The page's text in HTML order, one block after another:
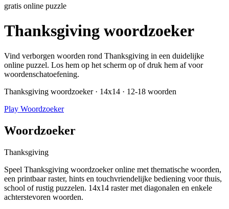
gratis online puzzle
Thanksgiving woordzoeker
Vind verborgen woorden rond Thanksgiving in een duidelijke
online puzzel. Los hem op het scherm op of druk hem af voor
woordenschatoefening.
Thanksgiving woordzoeker · 14x14 · 12-18 woorden
Play Woordzoeker
Woordzoeker
Thanksgiving
Speel Thanksgiving woordzoeker online met thematische woorden,
een printbaar raster, hints en touchvriendelijke bediening voor thuis,
school of rustig puzzelen. 14x14 raster met diagonalen en enkele
achterstevoren woorden.